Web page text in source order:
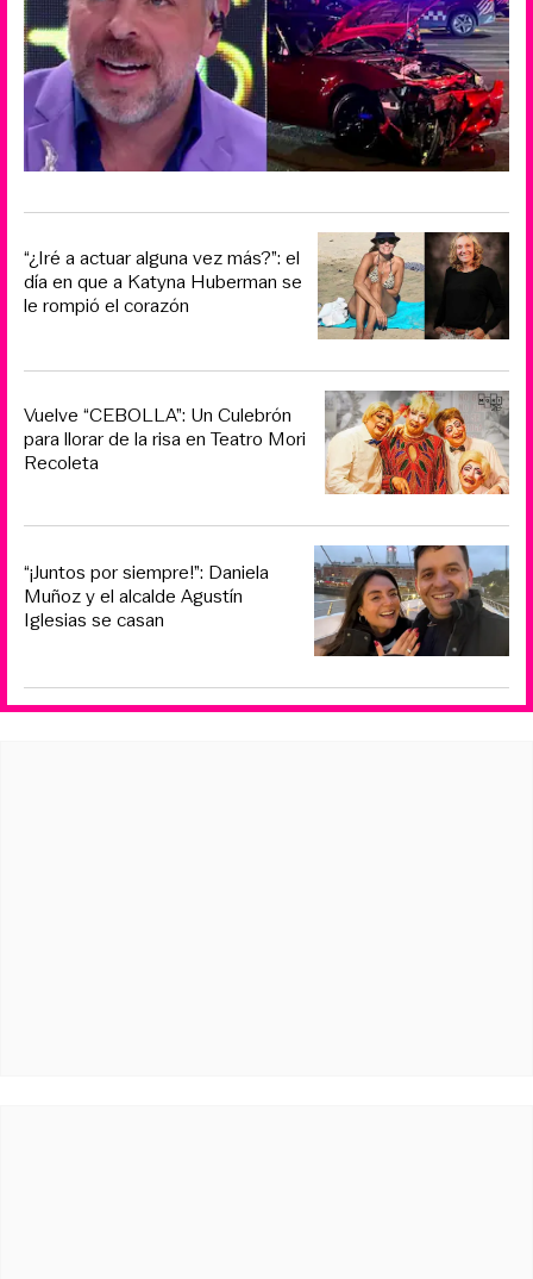
“¿Iré a actuar alguna vez más?”: el
día en que a Katyna Huberman se
le rompió el corazón
Vuelve “CEBOLLA”: Un Culebrón
para llorar de la risa en Teatro Mori
Recoleta
“¡Juntos por siempre!”: Daniela
Muñoz y el alcalde Agustín
Iglesias se casan